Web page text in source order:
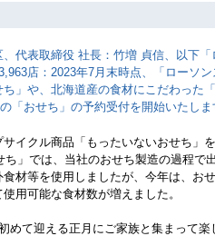
代表取締役 社長：竹増 貞信、以下
店：2023年7月末時点、「ローソン
」や、北海道産の食材にこだわった
「おせち」の予約受付を開始いたしま
イクル商品「もったいないおせち」
」では、当社のおせち製造の過程で
材等を使用しましたが、今年は、お
用可能な食材数が増えました。
めて迎える正月にご家族と集まって